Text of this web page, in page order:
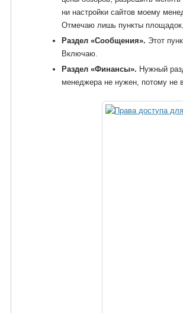
ни настройки сайтов моему
Отмечаю лишь пункты
Раздел «Сообщения». Этот
Включаю.
Раздел «Финансы». Нужный
менеджера не нужен, потому не